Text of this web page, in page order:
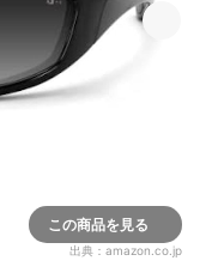
この商品を見る
出典： amazon.co.jp